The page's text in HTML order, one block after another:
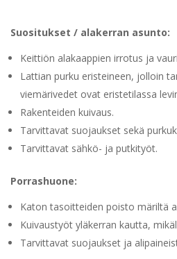
Suositukset / alakerran asunto:
Keittiön alakaappien irrotus ja
Lattian purku eristeineen, jolloin
viemärivedet ovat eristetilassa
Rakenteiden kuivaus.
Tarvittavat suojaukset sekä
Tarvittavat sähkö- ja putkityöt.
Porrashuone:
Katon tasoitteiden poisto märiltä
Kuivaustyöt yläkerran kautta,
Tarvittavat suojaukset ja